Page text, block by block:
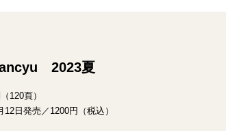
2023夏
120頁）
12日発売／1200円（税込）